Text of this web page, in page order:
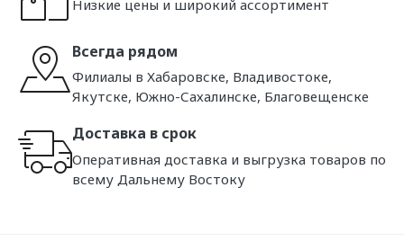
Низкие цены и широкий ассортимент
Всегда рядом
Филиалы в Хабаровске, Владивостоке,
Якутске, Южно-Сахалинске, Благовещенске
Доставка в срок
Оперативная доставка и выгрузка товаров по
всему Дальнему Востоку